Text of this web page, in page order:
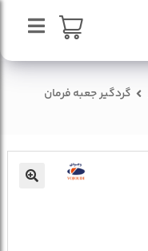
گردگیر جعبه فرمان